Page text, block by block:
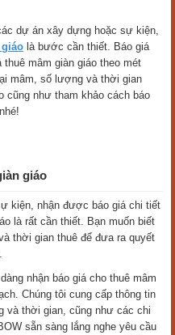
dự án xây dựng hoặc sự kiện,
là bước cần thiết. Báo giá
mâm giàn giáo theo mét
mâm, số lượng và thời gian
cũng như tham khảo cách báo
giáo
kiện, nhận được báo giá chi tiết
là rất cần thiết. Bạn muốn biết
thời gian thuê để đưa ra quyết
nhận báo giá cho thuê mâm
Chúng tôi cung cấp thông tin
và thời gian, cũng như các chi
sẵn sàng lắng nghe yêu cầu